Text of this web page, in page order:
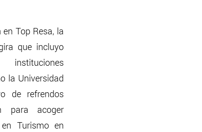
Top Resa, la
que incluyo
la Universidad
de refrendos
para acoger
Turismo en